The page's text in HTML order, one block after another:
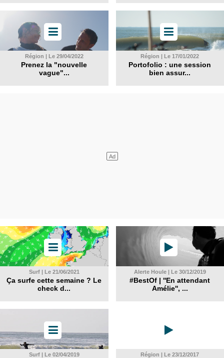
Région | Le 29/04/2022
Prenez la "nouvelle
vague"...
Région | Le 17/01/2022
Portofolio : une session
bien assur...
Surf | Le 21/06/2021
Ça surfe cette semaine ? Le
check d...
Alerte Houle | Le 30/12/2019
#BestOf | ''En attendant
Amélie'', ...
Surf | Le 02/04/2019 Région | Le 23/12/2017